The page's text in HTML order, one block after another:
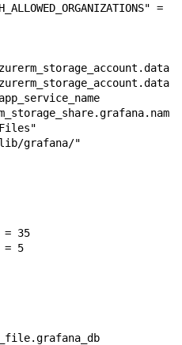
= ""
grafana/"
= 35
= 5